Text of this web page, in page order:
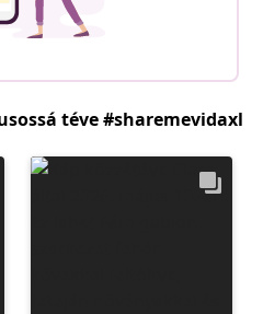
téve #sharemevidaxl